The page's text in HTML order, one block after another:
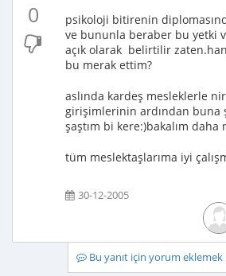
0
psikoloji bitirenin
ve bununla beraber bu yetki
açık olarak belirtilir
bu merak ettim?
aslında kardeş mesleklerle
girişimlerinin ardından buna
şaştım bi kere:)bakalım daha
tüm meslektaşlarıma iyi
30-12-2005
Bu yanıt için yorum